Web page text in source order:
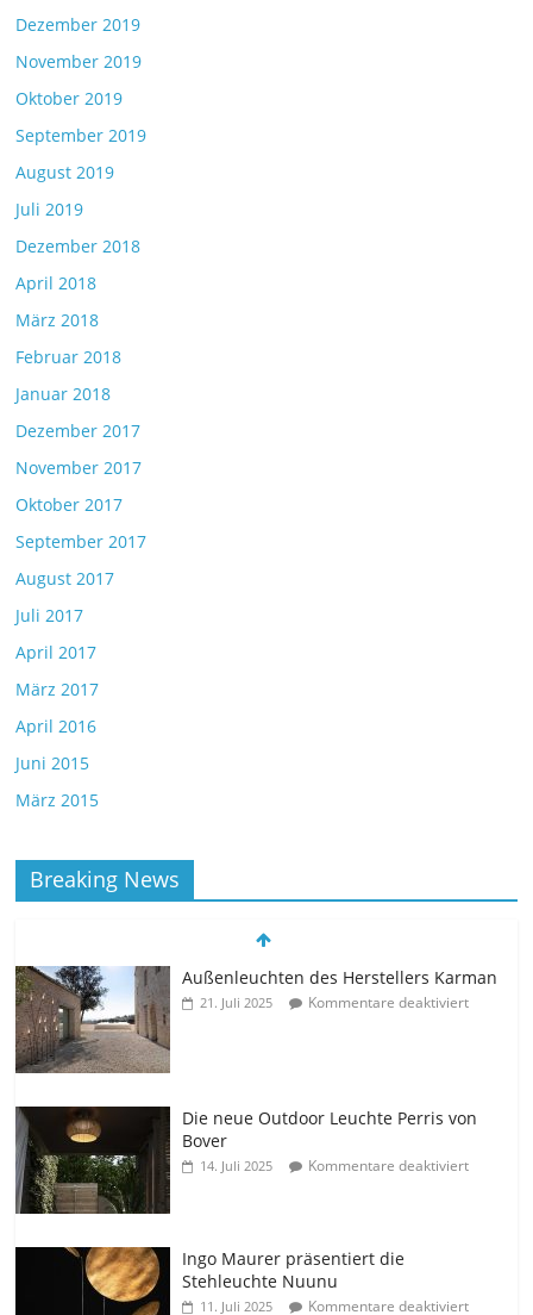
Dezember 2019
November 2019
Oktober 2019
September 2019
August 2019
Juli 2019
Dezember 2018
April 2018
März 2018
Februar 2018
Januar 2018
Dezember 2017
November 2017
Oktober 2017
September 2017
August 2017
Juli 2017
April 2017
März 2017
April 2016
Juni 2015
März 2015
Breaking News
Außenleuchten des Herstellers Karman
21. Juli 2025 Kommentare deaktiviert
Die neue Outdoor Leuchte Perris von
Bover
14. Juli 2025 Kommentare deaktiviert
Ingo Maurer präsentiert die
Stehleuchte Nuunu
11. Juli 2025 Kommentare deaktiviert